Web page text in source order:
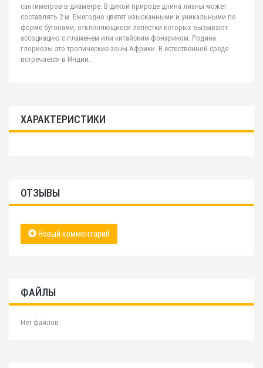
сантиметров в диаметре. В дикой природе длина лианы может
составлять 2 м. Ежегодно цветет изысканными и уникальными по
форме бутонами, отклоняющиеся лепестки которых вызывают
ассоциацию с пламенем или китайским фонариком. Родина
глориозы это тропические зоны Африки. В естественной среде
встречается в Индии.
ХАРАКТЕРИСТИКИ
ОТЗЫВЫ
Новый комментарий
ФАЙЛЫ
Нет файлов